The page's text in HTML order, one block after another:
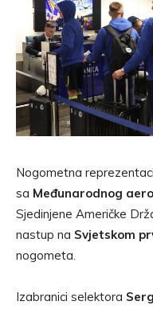
Nogometna
sa Međunarodnog
Sjedinjene Američke
nastup na Svjetskom
nogometa.
Izabranici selektora